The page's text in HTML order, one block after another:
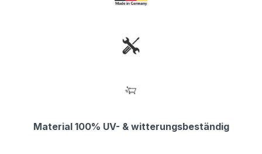
Material 100% UV- & witterungsbeständig